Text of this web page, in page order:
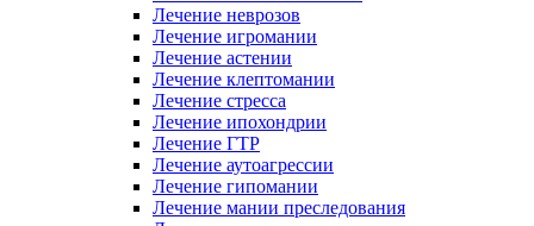
Лечение неврозов
Лечение игромании
Лечение астении
Лечение клептомании
Лечение стресса
Лечение ипохондрии
Лечение ГТР
Лечение аутоагрессии
Лечение гипомании
Лечение мании преследования